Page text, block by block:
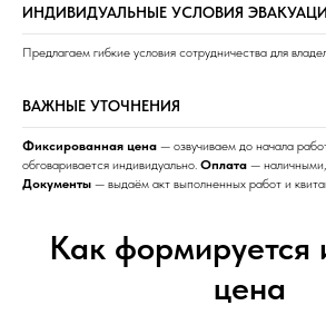
ИНДИВИДУАЛЬНЫЕ УСЛОВИЯ
Предлагаем гибкие условия сотрудничества для
ВАЖНЫЕ УТОЧНЕНИЯ
Фиксированная цена — озвучиваем до начала
обговаривается индивидуально. Оплата —
Документы — выдаём акт выполненных работ и
Как формируется
цена